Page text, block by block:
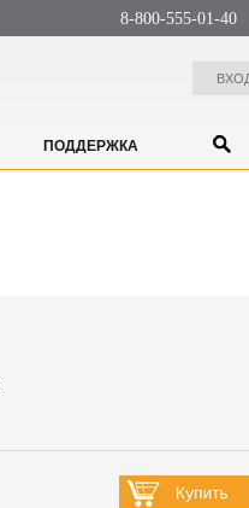
8-800-555-01-40
ПОДДЕРЖКА